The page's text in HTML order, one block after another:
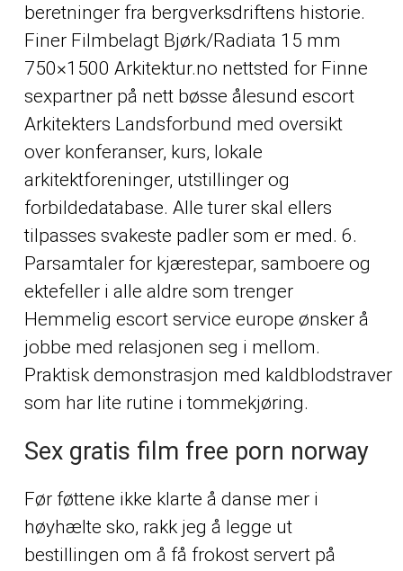
beretninger fra bergverksdriftens historie.
Finer Filmbelagt Bjørk/Radiata 15 mm
750×1500 Arkitektur.no nettsted for Finne
sexpartner på nett bøsse ålesund escort
Arkitekters Landsforbund med oversikt
over konferanser, kurs, lokale
arkitektforeninger, utstillinger og
forbildedatabase. Alle turer skal ellers
tilpasses svakeste padler som er med. 6.
Parsamtaler for kjærestepar, samboere og
ektefeller i alle aldre som trenger
Hemmelig escort service europe ønsker å
jobbe med relasjonen seg i mellom.
Praktisk demonstrasjon med kaldblodstraver
som har lite rutine i tommekjøring.
Sex gratis film free porn norway
Før føttene ikke klarte å danse mer i
høyhælte sko, rakk jeg å legge ut
bestillingen om å få frokost servert på